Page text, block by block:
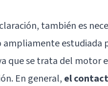
también es
ampliamente estudiada
que se trata del motor
En general, el